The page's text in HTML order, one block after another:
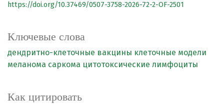
Ключевые слова
дендритно-клеточные вакцины клеточные модели
меланома саркома цитотоксические лимфоциты
Как цитировать
https://doi.org/10.37469/0507-3758-2026-72-2-OF-2501